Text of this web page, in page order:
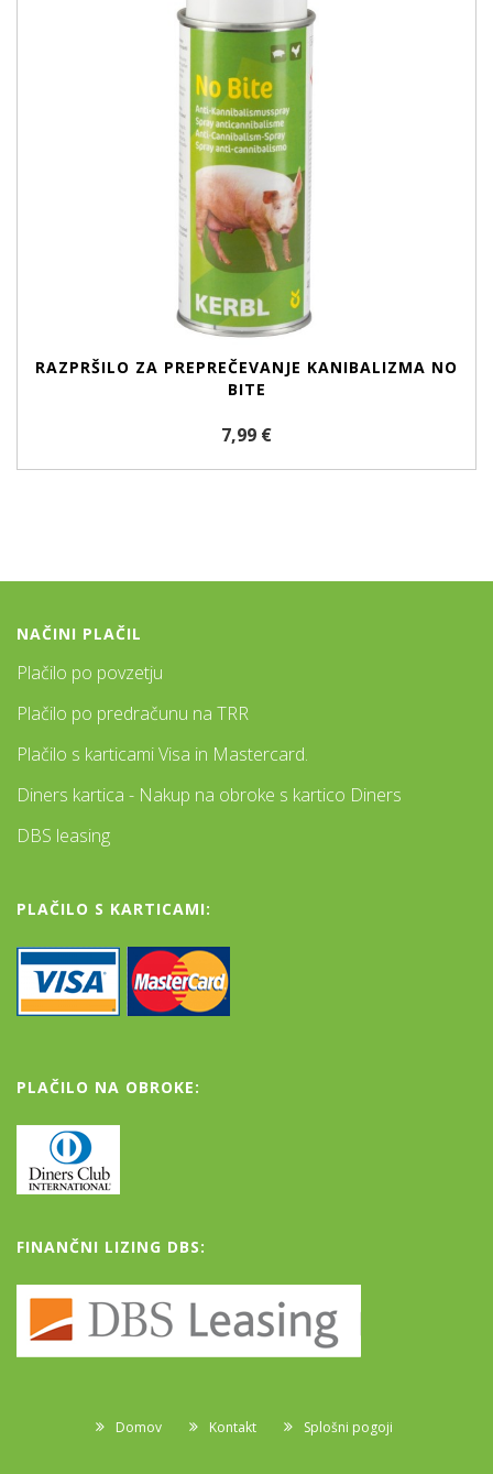
RAZPRŠILO ZA PREPREČEVANJE KANIBALIZMA NO
BITE
7,99 €
NAČINI PLAČIL
Plačilo po povzetju
Plačilo po predračunu na TRR
Plačilo s karticami Visa in Mastercard.
Diners kartica - Nakup na obroke s kartico Diners
DBS leasing
PLAČILO S KARTICAMI:
PLAČILO NA OBROKE:
FINANČNI LIZING DBS:
Domov Kontakt Splošni pogoji